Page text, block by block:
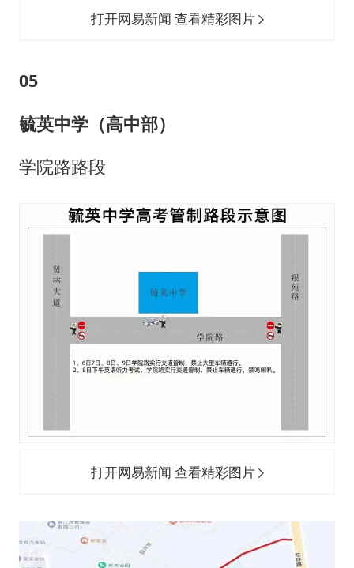
打开网易新闻 查看精彩图片
05
毓英中学（高中部）
学院路路段
打开网易新闻 查看精彩图片